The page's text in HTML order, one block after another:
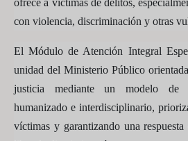
ofrece a víctimas de delitos,
con violencia, discriminación y otras
El Módulo de Atención Integral
unidad del Ministerio Público
justicia mediante un modelo de
humanizado e interdisciplinario,
víctimas y garantizando una